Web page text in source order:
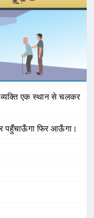
व्यक्ति एक स्थान से चलकर
पहुँचाऊँगा फिर आऊँगा।